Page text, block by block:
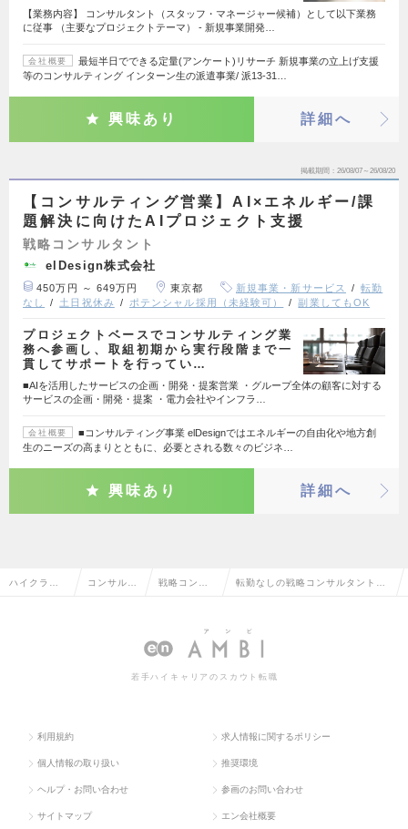
【業務内容】 コンサルタント（スタッフ・マネージャー候補）として以下業務
に従事 （主要なプロジェクトテーマ） - 新規事業開発…
会社概要
最短半日でできる定量(アンケート)リサーチ 新規事業の立上げ支援
等のコンサルティング インターン生の派遣事業/ 派13-31…
興味あり 詳細へ
掲載期間 26/08/07～26/08/20
【コンサルティング営業】AI×エネルギー/課
題解決に向けたAIプロジェクト支援
戦略コンサルタント
elDesign株式会社
450万円 ～ 649万円 東京都 新規事業・新サービス
転勤
なし
土日祝休み ポテンシャル採用（未経験可） 副業してもOK
プロジェクトベースでコンサルティング業
務へ参画し、取組初期から実行段階まで一
貫してサポートを行ってい…
■AIを活用したサービスの企画・開発・提案営業 ・グループ全体の顧客に対する
サービスの企画・開発・提案 ・電力会社やインフラ…
会社概要
■コンサルティング事業 elDesignではエネルギーの自由化や地方創
生のニーズの高まりとともに、必要とされる数々のビジネ…
興味あり 詳細へ
ハイクラス コンサルタ 戦略コンサ 転勤なしの戦略コンサルタントの
若手ハイキャリアのスカウト転職
利用規約 求人情報に関するポリシー
個人情報の取り扱い 推奨環境
ヘルプ・お問い合わせ 参画のお問い合わせ
サイトマップ エン会社概要